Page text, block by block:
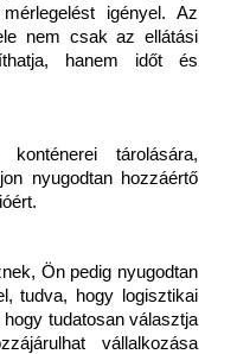
igényel. Az
nem csak az ellátási
hanem időt és
tárolására,
nyugodtan hozzáértő
Ön pedig nyugodtan
tudva, hogy logisztikai
tudatosan választja
vállalkozása